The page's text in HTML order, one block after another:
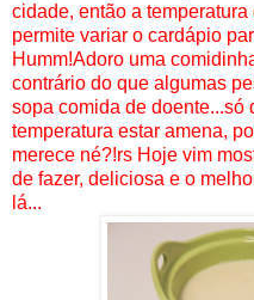
cidade, então a
permite variar o cardápio
Humm!Adoro uma
contrário do que algumas
sopa comida de doente...só
temperatura estar amena,
merece né?!rs Hoje vim
de fazer, deliciosa e o
lá...